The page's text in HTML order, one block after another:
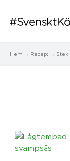
Hem Recept Stek